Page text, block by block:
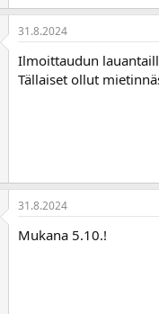
31.8.2024
Ilmoittaudun
Tällaiset ollut
31.8.2024
Mukana 5.10.!